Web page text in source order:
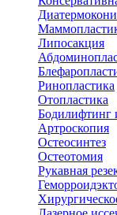
Липосакция
Ринопластика
Отопластика
Бодилифтинг
Артроскопия
Остеосинтез
Остеотомия
Рукавная